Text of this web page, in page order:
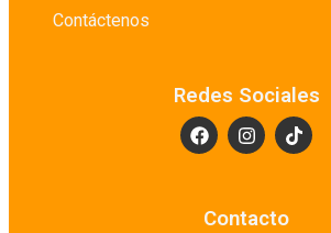
Contáctenos
Redes Sociales
Contacto